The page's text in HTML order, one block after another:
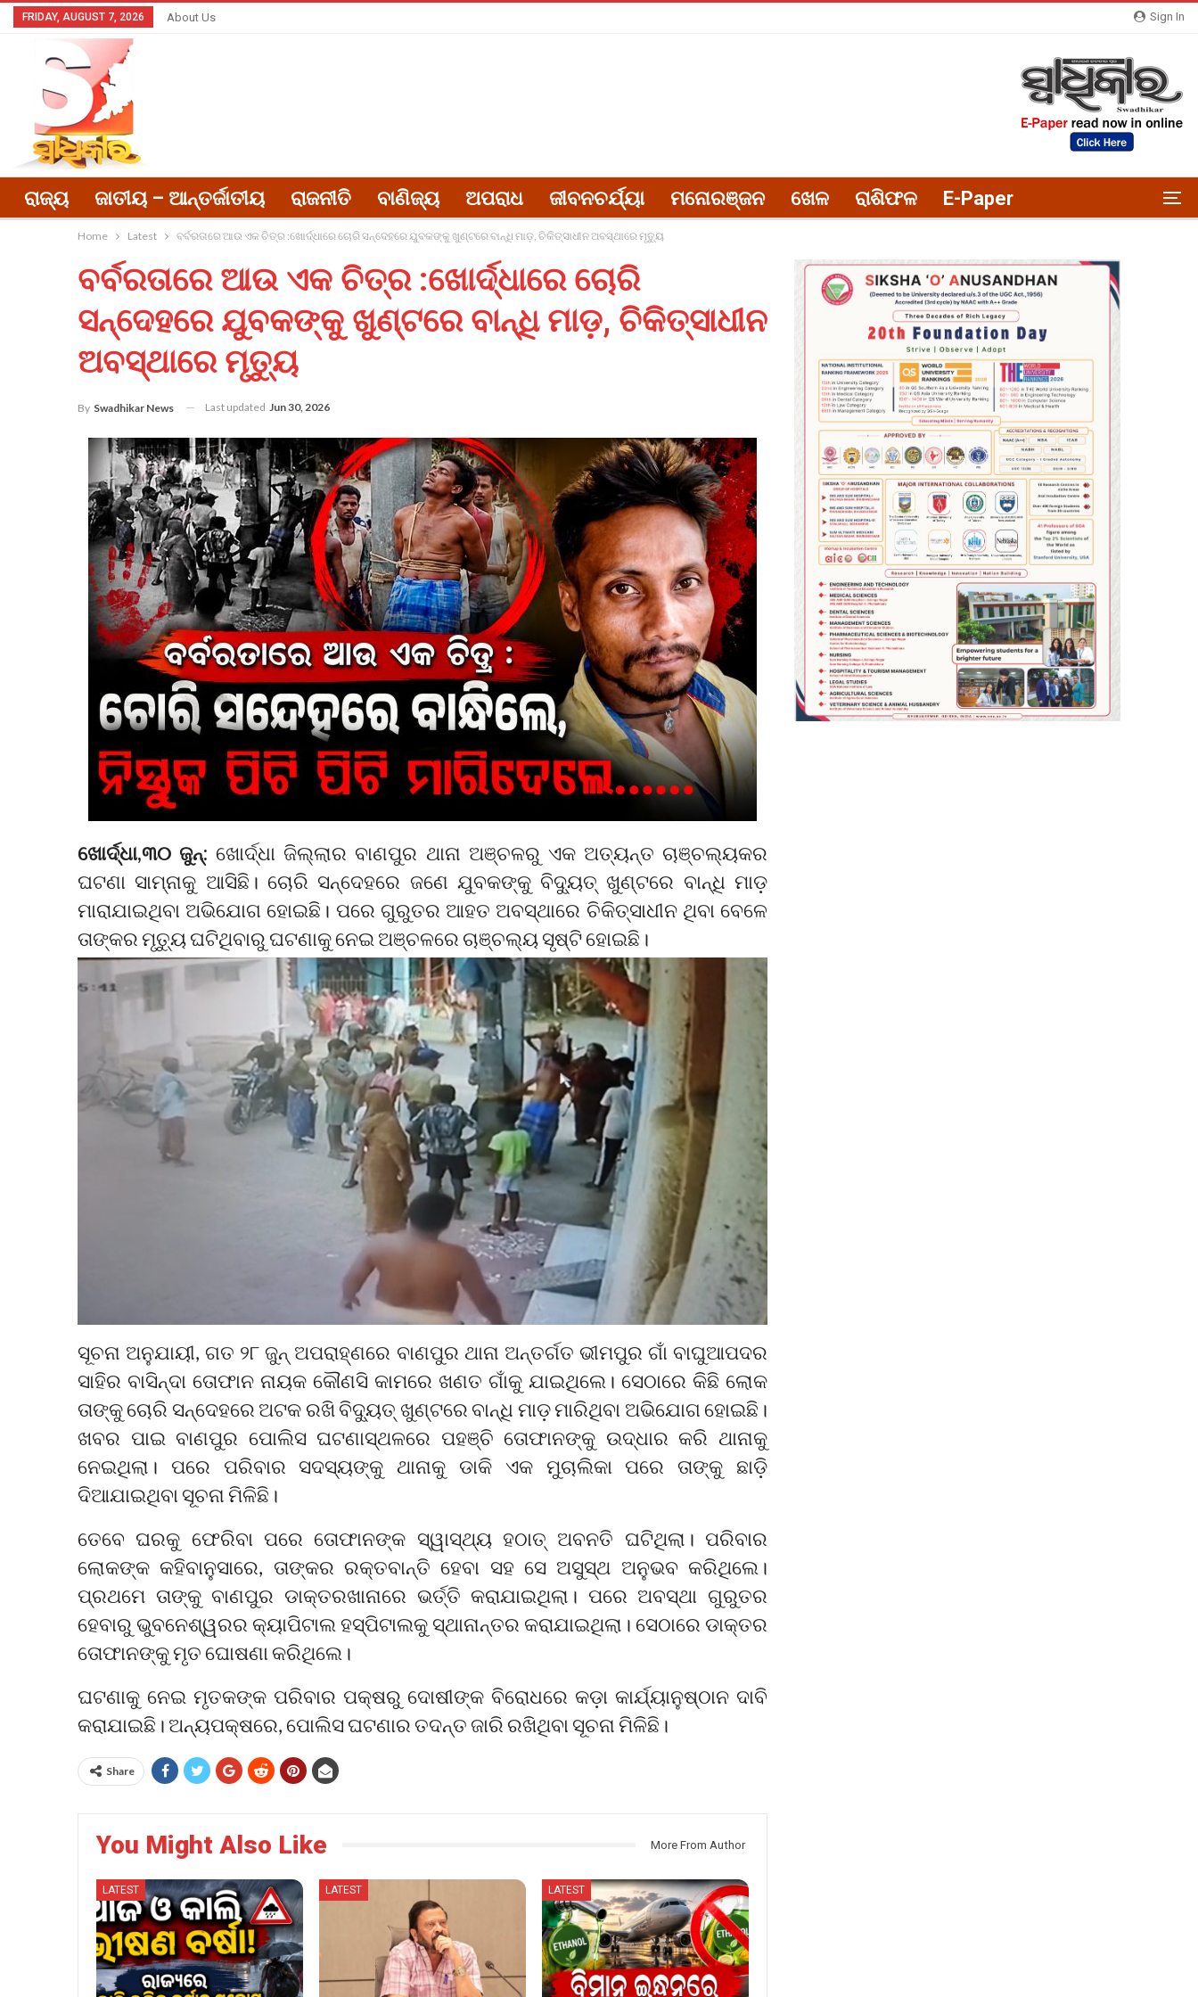
Sign In
FRIDAY, AUGUST 7, 2026 About Us
ରାଜ୍ୟ ଜାତୀୟ – ଆନ୍ତର୍ଜାତୀୟ ରାଜନୀତି ବାଣିଜ୍ୟ ଅପରାଧ ଜୀବନଚର୍ଯ୍ୟା ମନୋରଞ୍ଜନ ଖେଳ ରାଶିଫଳ E-Paper
Home Latest ବର୍ବରତାରେ ଆଉ ଏକ ଚିତ୍ର :ଖୋର୍ଦ୍ଧାରେ ଚୋରି ସନ୍ଦେହରେ ଯୁବକଙ୍କୁ ଖୁଣ୍ଟରେ ବାନ୍ଧି ମାଡ଼, ଚିକିତ୍ସାଧୀନ ଅବସ୍ଥାରେ ମୃତ୍ୟୁ
ବର୍ବରତାରେ ଆଉ ଏକ ଚିତ୍ର :ଖୋର୍ଦ୍ଧାରେ ଚୋରି
ସନ୍ଦେହରେ ଯୁବକଙ୍କୁ ଖୁଣ୍ଟରେ ବାନ୍ଧି ମାଡ଼, ଚିକିତ୍ସାଧୀନ
ଅବସ୍ଥାରେ ମୃତ୍ୟୁ
By Swadhikar News Last updated Jun 30, 2026
ଖୋର୍ଦ୍ଧା,୩୦ ଜୁନ୍: ଖୋର୍ଦ୍ଧା ଜିଲ୍ଲାର ବାଣପୁର ଥାନା ଅଞ୍ଚଳରୁ ଏକ ଅତ୍ୟନ୍ତ ଚାଞ୍ଚଲ୍ୟକର
ଘଟଣା ସାମ୍ନାକୁ ଆସିଛି। ଚୋରି ସନ୍ଦେହରେ ଜଣେ ଯୁବକଙ୍କୁ ବିଦ୍ୟୁତ୍ ଖୁଣ୍ଟରେ ବାନ୍ଧି ମାଡ଼
ମାରାଯାଇଥିବା ଅଭିଯୋଗ ହୋଇଛି। ପରେ ଗୁରୁତର ଆହତ ଅବସ୍ଥାରେ ଚିକିତ୍ସାଧୀନ ଥିବା ବେଳେ
ତାଙ୍କର ମୃତ୍ୟୁ ଘଟିଥିବାରୁ ଘଟଣାକୁ ନେଇ ଅଞ୍ଚଳରେ ଚାଞ୍ଚଲ୍ୟ ସୃଷ୍ଟି ହୋଇଛି।
ସୂଚନା ଅନୁଯାୟୀ, ଗତ ୨୮ ଜୁନ୍ ଅପରାହ୍ଣରେ ବାଣପୁର ଥାନା ଅନ୍ତର୍ଗତ ଭୀମପୁର ଗାଁ ବାଘୁଆପଦର
ସାହିର ବାସିନ୍ଦା ତୋଫାନ ନାୟକ କୌଣସି କାମରେ ଖଣତ ଗାଁକୁ ଯାଇଥିଲେ। ସେଠାରେ କିଛି ଲୋକ
ତାଙ୍କୁ ଚୋରି ସନ୍ଦେହରେ ଅଟକ ରଖି ବିଦ୍ୟୁତ୍ ଖୁଣ୍ଟରେ ବାନ୍ଧି ମାଡ଼ ମାରିଥିବା ଅଭିଯୋଗ ହୋଇଛି।
ଖବର ପାଇ ବାଣପୁର ପୋଲିସ ଘଟଣାସ୍ଥଳରେ ପହଞ୍ଚି ତୋଫାନଙ୍କୁ ଉଦ୍ଧାର କରି ଥାନାକୁ
ନେଇଥିଲା। ପରେ ପରିବାର ସଦସ୍ୟଙ୍କୁ ଥାନାକୁ ଡାକି ଏକ ମୁଚାଲିକା ପରେ ତାଙ୍କୁ ଛାଡ଼ି
ଦିଆଯାଇଥିବା ସୂଚନା ମିଳିଛି।
ତେବେ ଘରକୁ ଫେରିବା ପରେ ତୋଫାନଙ୍କ ସ୍ୱାସ୍ଥ୍ୟ ହଠାତ୍ ଅବନତି ଘଟିଥିଲା। ପରିବାର
ଲୋକଙ୍କ କହିବାନୁସାରେ, ତାଙ୍କର ରକ୍ତବାନ୍ତି ହେବା ସହ ସେ ଅସୁସ୍ଥ ଅନୁଭବ କରିଥିଲେ।
ପ୍ରଥମେ ତାଙ୍କୁ ବାଣପୁର ଡାକ୍ତରଖାନାରେ ଭର୍ତ୍ତି କରାଯାଇଥିଲା। ପରେ ଅବସ୍ଥା ଗୁରୁତର
ହେବାରୁ ଭୁବନେଶ୍ୱରର କ୍ୟାପିଟାଲ ହସ୍ପିଟାଲକୁ ସ୍ଥାନାନ୍ତର କରାଯାଇଥିଲା। ସେଠାରେ ଡାକ୍ତର
ତୋଫାନଙ୍କୁ ମୃତ ଘୋଷଣା କରିଥିଲେ।
ଘଟଣାକୁ ନେଇ ମୃତକଙ୍କ ପରିବାର ପକ୍ଷରୁ ଦୋଷୀଙ୍କ ବିରୋଧରେ କଡ଼ା କାର୍ଯ୍ୟାନୁଷ୍ଠାନ ଦାବି
କରାଯାଇଛି। ଅନ୍ୟପକ୍ଷରେ, ପୋଲିସ ଘଟଣାର ତଦନ୍ତ ଜାରି ରଖିଥିବା ସୂଚନା ମିଳିଛି।
Share
You Might Also Like More From Author
LATEST LATEST LATEST